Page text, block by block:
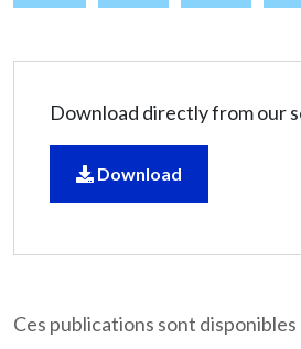
Download directly from our
Download
Ces publications sont